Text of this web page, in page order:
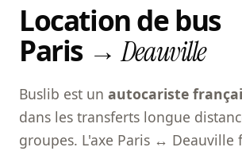
Location de bus
Paris →Deauville
Buslib est un autocariste
dans les transferts longue
groupes. L'axe Paris ↔ Deauville